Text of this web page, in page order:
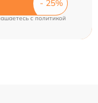
cполитикой